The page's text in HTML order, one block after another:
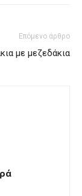
Επόμενο άρθρο
με μεζεδάκια